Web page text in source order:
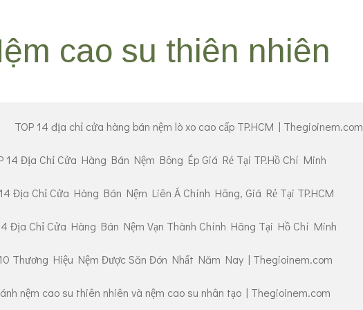
cao su thiên nhiên
TOP 14 địa chỉ cửa hàng bán nệm lò xo cao cấp TP.HCM | Thegioinem.com
14 Địa Chỉ Cửa Hàng Bán Nệm Bông Ép Giá Rẻ Tại TP.Hồ Chí Minh
Địa Chỉ Cửa Hàng Bán Nệm Liên Á Chính Hãng, Giá Rẻ Tại TP.HCM
Địa Chỉ Cửa Hàng Bán Nệm Vạn Thành Chính Hãng Tại Hồ Chí Minh
Thương Hiệu Nệm Được Săn Đón Nhất Năm Nay | Thegioinem.com
nệm cao su thiên nhiên và nệm cao su nhân tạo | Thegioinem.com